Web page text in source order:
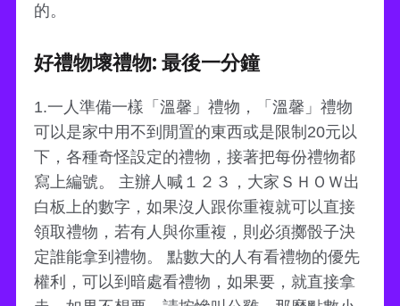
的。
好禮物壞禮物: 最後一分鐘
1.一人準備一樣「溫馨」禮物，「溫馨」禮物
可以是家中用不到閒置的東西或是限制20元以
下，各種奇怪設定的禮物，接著把每份禮物都
寫上編號。 主辦人喊１２３，大家ＳＨＯＷ出
白板上的數字，如果沒人跟你重複就可以直接
領取禮物，若有人與你重複，則必須擲骰子決
定誰能拿到禮物。 點數大的人有看禮物的優先
權利，可以到暗處看禮物，如果要，就直接拿